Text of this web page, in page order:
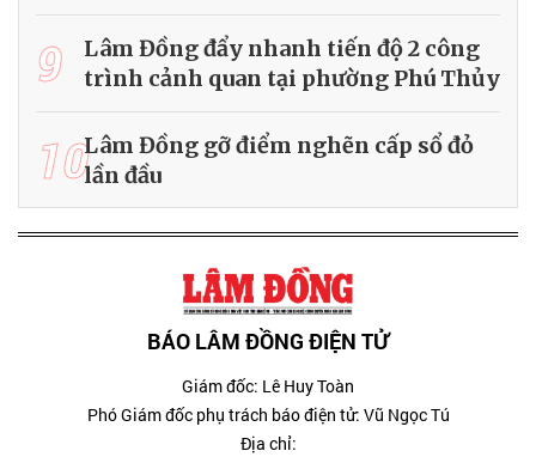
9
Lâm Đồng đẩy nhanh tiến độ 2 công
trình cảnh quan tại phường Phú Thủy
10Lâm Đồng gỡ điểm nghẽn cấp sổ đỏ
lần đầu
BÁO LÂM ĐỒNG ĐIỆN TỬ
Giám đốc: Lê Huy Toàn
Phó Giám đốc phụ trách báo điện tử: Vũ Ngọc Tú
Địa chỉ: